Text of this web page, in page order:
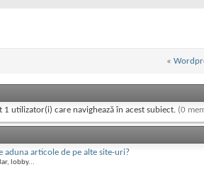
«
1 utilizator(i) care navighează în acest subiect. (0
aduna articole de pe alte site-uri?
lobby...